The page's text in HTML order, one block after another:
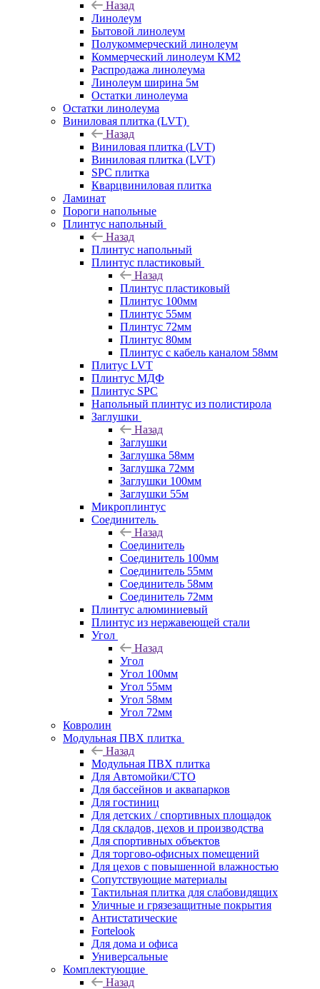
Назад
Линолеум
Бытовой линолеум
Полукоммерческий линолеум
Коммерческий линолеум КМ2
Распродажа линолеума
Линолеум ширина 5м
Остатки линолеума
Остатки линолеума
Виниловая плитка (LVT)
Назад
Виниловая плитка (LVT)
Виниловая плитка (LVT)
SPC плитка
Кварцвиниловая плитка
Ламинат
Пороги напольные
Плинтус напольный
Назад
Плинтус напольный
Плинтус пластиковый
Назад
Плинтус пластиковый
Плинтус 100мм
Плинтус 55мм
Плинтус 72мм
Плинтус 80мм
Плинтус с кабель каналом 58мм
Плитус LVT
Плинтус МДФ
Плинтус SPC
Напольный плинтус из полистирола
Заглушки
Назад
Заглушки
Заглушка 58мм
Заглушка 72мм
Заглушки 100мм
Заглушки 55м
Микроплинтус
Соединитель
Назад
Соединитель
Соединитель 100мм
Соединитель 55мм
Соединитель 58мм
Соединитель 72мм
Плинтус алюминиевый
Плинтус из нержавеющей стали
Угол
Назад
Угол
Угол 100мм
Угол 55мм
Угол 58мм
Угол 72мм
Ковролин
Модульная ПВХ плитка
Назад
Модульная ПВХ плитка
Для Автомойки/СТО
Для бассейнов и аквапарков
Для гостиниц
Для детских / спортивных площадок
Для складов, цехов и производства
Для спортивных объектов
Для торгово-офисных помещений
Для цехов с повышенной влажностью
Сопутствующие материалы
Тактильная плитка для слабовидящих
Уличные и грязезащитные покрытия
Антистатические
Fortelook
Для дома и офиса
Универсальные
Комплектующие
Назад